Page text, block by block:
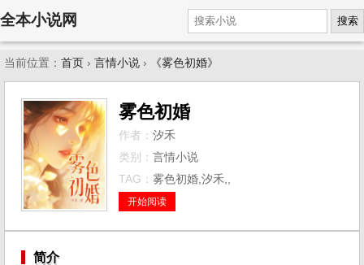
全本小说网 搜索
当前位置： 首页 › 言情小说 › 《雾色初婚》
雾色初婚
作者： 汐禾
类别： 言情小说
TAG： 雾色初婚,汐禾,,
开始阅读
简介